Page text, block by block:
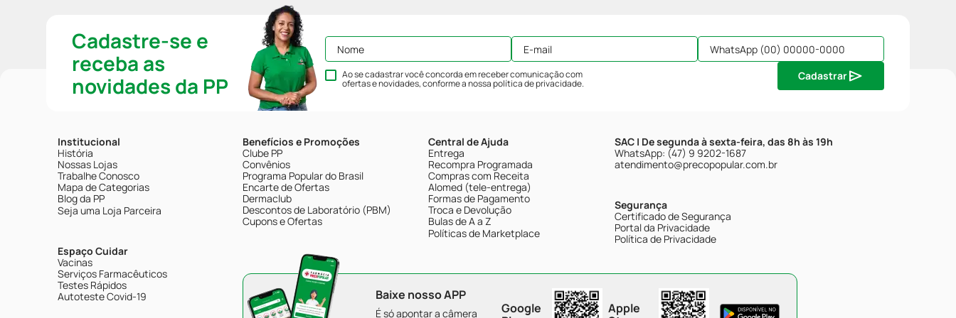
Cadastre-se e
receba as
novidades da PP
Ao se cadastrar você concorda em receber comunicação com
ofertas e novidades, conforme a nossapolítica de privacidade.
Cadastrar
Institucional
História
Nossas Lojas
Trabalhe Conosco
Mapa de Categorias
Blog da PP
Seja uma Loja Parceira
Espaço Cuidar
Vacinas
Serviços Farmacêuticos
Testes Rápidos
Autoteste Covid-19
Benefícios e Promoções
Clube PP
Convênios
Programa Popular do Brasil
Encarte de Ofertas
Dermaclub
Descontos de Laboratório (PBM)
Cupons e Ofertas
Central de Ajuda
Entrega
Recompra Programada
Compras com Receita
Alomed (tele-entrega)
Formas de Pagamento
Troca e Devolução
Bulas de A a Z
Políticas de Marketplace
SAC | De segunda à sexta-feira, das 8h às 19h
WhatsApp: (47) 9 9202-1687
atendimento@precopopular.com.br
Segurança
Certificado de Segurança
Portal da Privacidade
Política de Privacidade
Baixe nosso APP
É só apontar a câmera
Google
Apple